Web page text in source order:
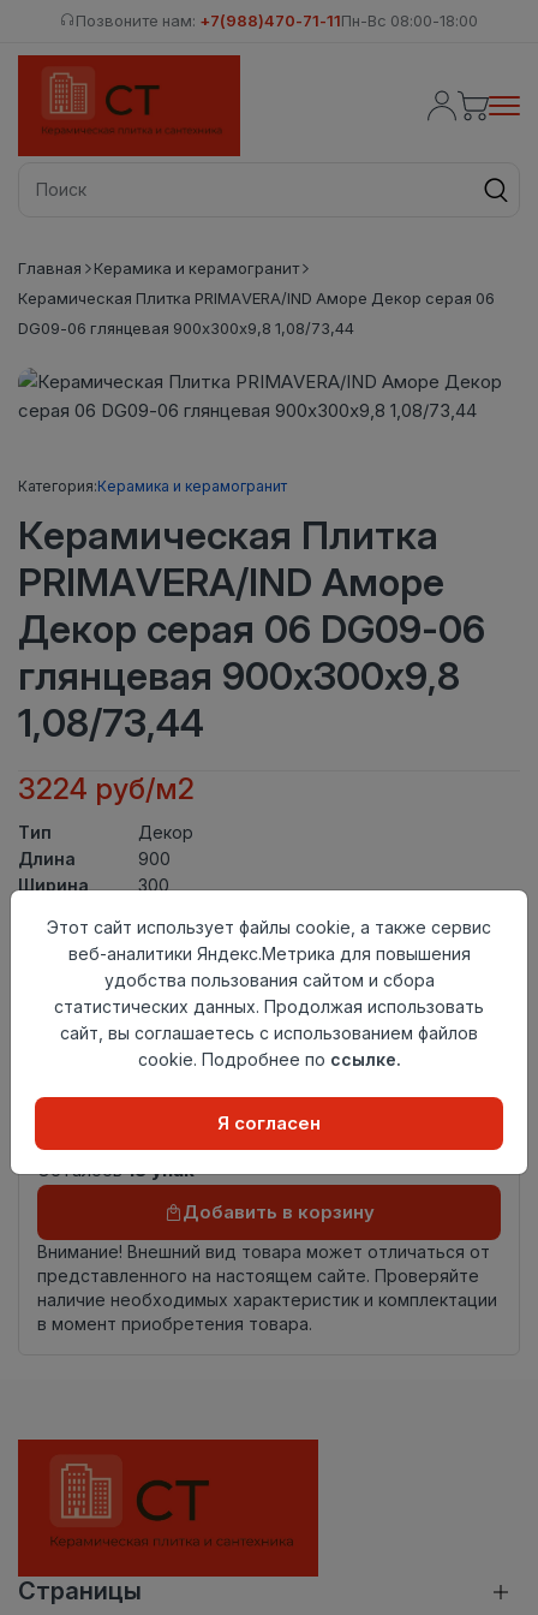
Позвоните нам: +7(988)470-71-11Пн-Вс 08:00-18:00
Главная
Керамика и керамогранит
Керамическая Плитка PRIMAVERA/IND Аморе Декор серая 06
DG09-06 глянцевая 900х300х9,8 1,08/73,44
Категория:Керамика и керамогранит
Керамическая Плитка
PRIMAVERA/IND Аморе
Декор серая 06 DG09-06
глянцевая 900х300х9,8
1,08/73,44
3224 руб/м2
Тип
Декор
Длина
900
Ширина
300
Товарная
группа
Керамическая Плитка
9,8
Поверхность глянцевая
Страна
происхождения
Индия
Номер
Осталось18 упак
Добавить в корзину
Внимание! Внешний вид товара может отличаться от
представленного на настоящем сайте. Проверяйте
наличие необходимых характеристик и комплектации
в момент приобретения товара.
Страницы
Этот сайт использует файлы cookie, а также сервис
веб-аналитики Яндекс.Метрика для повышения
удобства пользования сайтом и сбора
статистических данных. Продолжая использовать
сайт, вы соглашаетесь с использованием файлов
cookie. Подробнее по ссылке.
Я согласен